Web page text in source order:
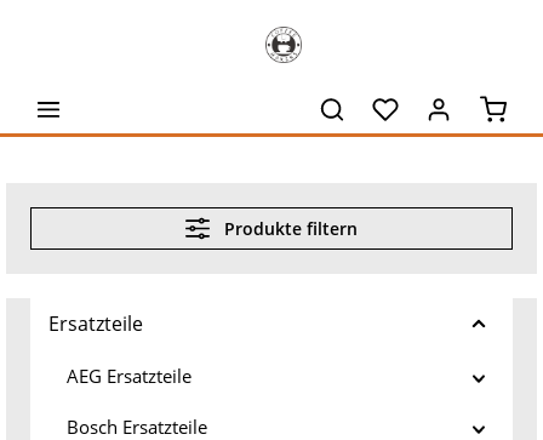
Produkte filtern
Ersatzteile
AEG Ersatzteile
Bosch Ersatzteile